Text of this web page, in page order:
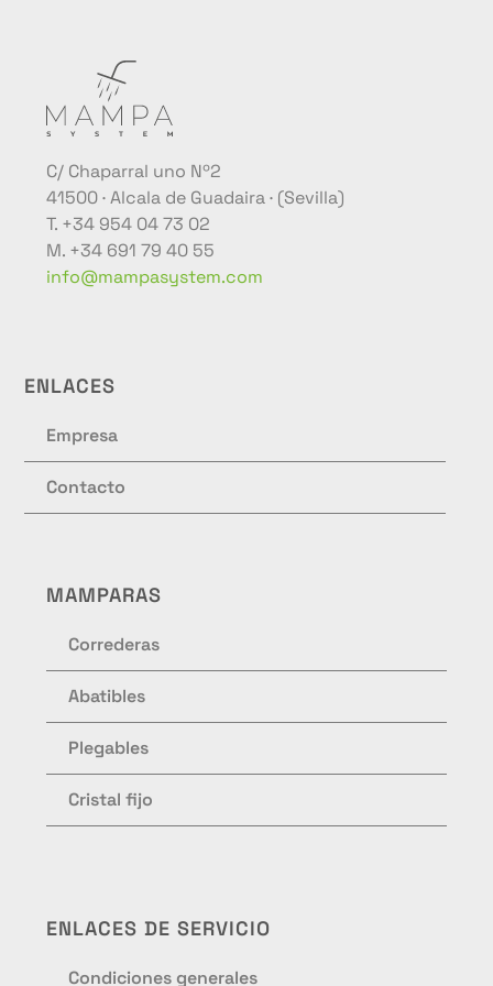
C/ Chaparral uno Nº2
41500 · Alcala de Guadaira · (Sevilla)
T. +34 954 04 73 02
M. +34 691 79 40 55
info@mampasystem.com
ENLACES
Empresa
Contacto
MAMPARAS
Correderas
Abatibles
Plegables
Cristal fijo
ENLACES DE SERVICIO
Condiciones generales